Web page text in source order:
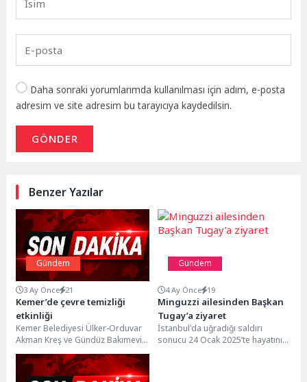
Daha sonraki yorumlarımda kullanılması için adım, e-posta
adresim ve site adresim bu tarayıcıya kaydedilsin.
GÖNDER
Benzer Yazılar
Gündem
3 Ay Önce 21
Kemer’de çevre temizliği
etkinliği
Kemer Belediyesi Ülker-Orduvar
Akman Kreş ve Gündüz Bakımevi
öğrencileri, çevre temizliği
etkinliğine katıldı. Tarım ve
Orman...
Gündem
4 Ay Önce 19
Minguzzi ailesinden Başkan
Tugay’a ziyaret
İstanbul'da uğradığı saldırı
sonucu 24 Ocak 2025’te hayatını